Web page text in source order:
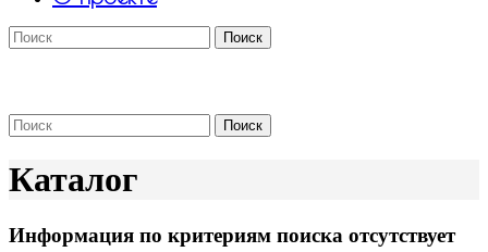
Поиск
Поиск
Каталог
Информация по критериям поиска отсутствует